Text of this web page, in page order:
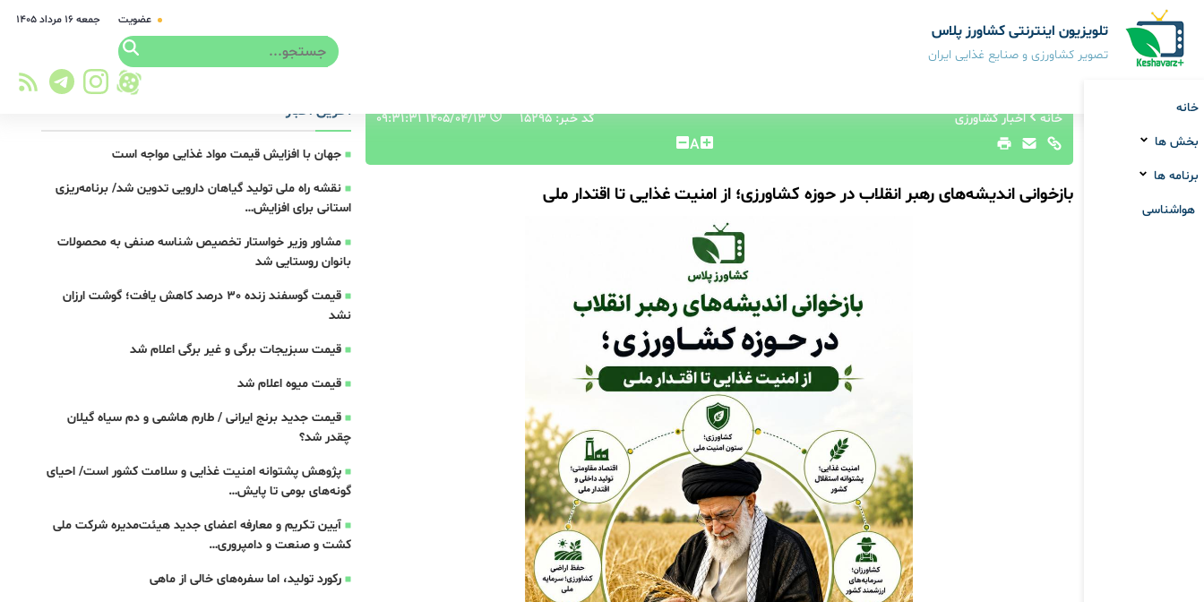
تلویزیون اینترنتی کشاورز پلاس
تصویر کشاورزی و صنایع غذایی ایران
عضویت جمعه ۱۶ مرداد ۱۴۰۵
خانه
بخش ها
برنامه ها
هواشناسی
خانه اخبار کشاورزی کد خبر: 15295 ۱۴۰۵/۰۴/۱۳ ۰۹:۳۱:۳۱
A
بازخوانی اندیشه‌های رهبر انقلاب در حوزه کشاورزی؛ از امنیت غذایی تا اقتدار ملی
آخرین اخبار
جهان با افزایش قیمت مواد غذایی مواجه است
نقشه راه ملی تولید گیاهان دارویی تدوین شد/ برنامه‌ریزی
استانی برای افزایش…
مشاور وزیر خواستار تخصیص شناسه صنفی به محصولات
بانوان روستایی شد
قیمت گوسفند زنده 30 درصد کاهش یافت؛ گوشت ارزان
نشد
قیمت سبزیجات برگی و غیر برگی اعلام شد
قیمت میوه اعلام شد
قیمت جدید برنج ایرانی / طارم هاشمی و دم سیاه گیلان
چقدر شد؟
پژوهش پشتوانه امنیت غذایی و سلامت کشور است/ احیای
گونه‌های بومی تا پایش…
آیین تکریم و معارفه اعضای جدید هیئت‌مدیره شرکت ملی
کشت و صنعت و دامپروری…
رکورد تولید، اما سفره‌های خالی از ماهی